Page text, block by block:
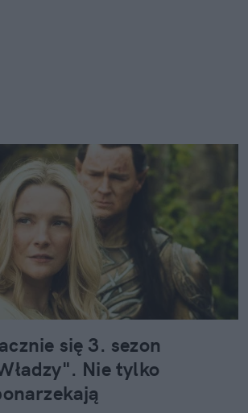
się 3. sezon
Nie tylko